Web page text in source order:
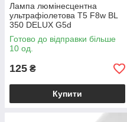
Лампа люмінесцентна
ультрафіолетова T5 F8w BL
350 DELUX G5d
Готово до відправки більше
10 од.
125 ₴
Купити